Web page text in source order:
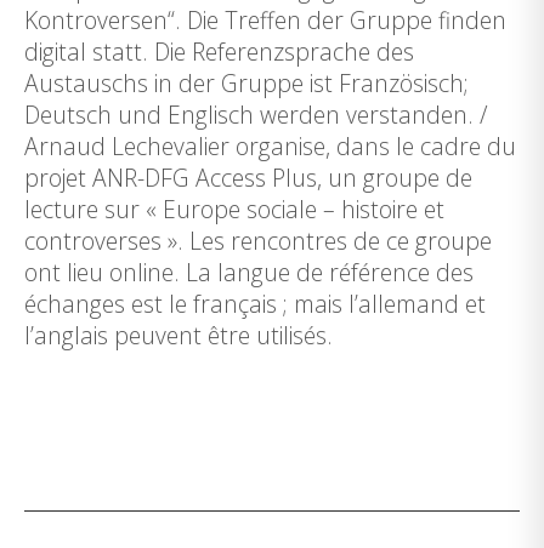
Kontroversen“. Die Treffen der Gruppe finden
digital statt. Die Referenzsprache des
Austauschs in der Gruppe ist Französisch;
Deutsch und Englisch werden verstanden. /
Arnaud Lechevalier organise, dans le cadre du
projet ANR-DFG Access Plus, un groupe de
lecture sur « Europe sociale – histoire et
controverses ». Les rencontres de ce groupe
ont lieu online. La langue de référence des
échanges est le français ; mais l’allemand et
l’anglais peuvent être utilisés.